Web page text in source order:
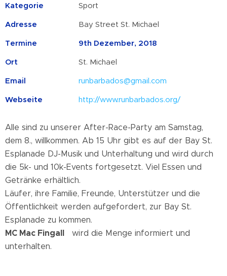
Kategorie Sport
Adresse Bay Street St. Michael
Termine 9th Dezember, 2018
Ort St. Michael
Email runbarbados@gmail.com
Webseite http://www.runbarbados.org/
Alle sind zu unserer After-Race-Party am Samstag,
dem 8., willkommen. Ab 15 Uhr gibt es auf der Bay St.
Esplanade DJ-Musik und Unterhaltung und wird durch
die 5k- und 10k-Events fortgesetzt. Viel Essen und
Getränke erhältlich.
Läufer, ihre Familie, Freunde, Unterstützer und die
Öffentlichkeit werden aufgefordert, zur Bay St.
Esplanade zu kommen.
MC Mac Fingall
wird die Menge informiert und
unterhalten.